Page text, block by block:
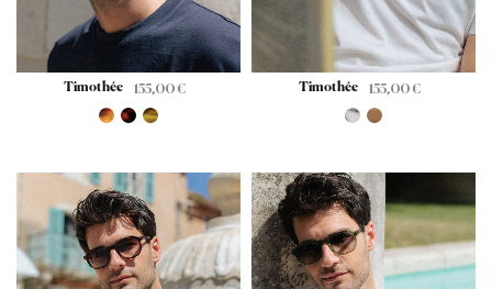
Timothée 155,00€ Timothée 155,00€